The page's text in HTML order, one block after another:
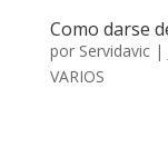
Como darse
por Servidavic|
VARIOS